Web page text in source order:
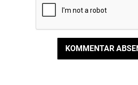
KOMMENTAR